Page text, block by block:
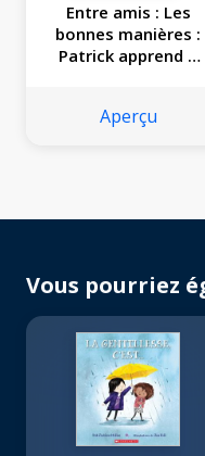
Entre amis : Les
bonnes manières :
Patrick apprend à
Aperçu
Vous pourriez